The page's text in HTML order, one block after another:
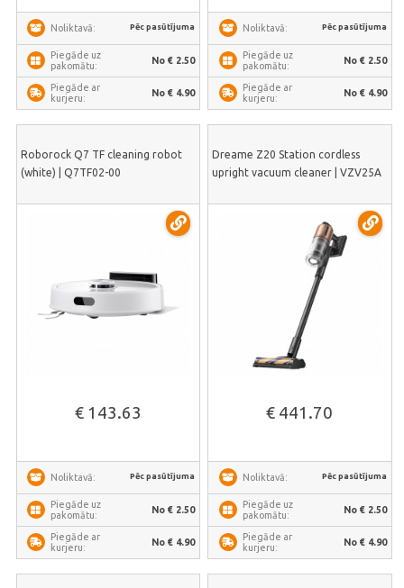
Noliktavā: Pēc pasūtījuma
Piegāde uz
pakomātu:
No € 2.50
Piegāde ar
kurjeru:
No € 4.90
Noliktavā: Pēc pasūtījuma
Piegāde uz
pakomātu:
No € 2.50
Piegāde ar
kurjeru:
No € 4.90
Roborock Q7 TF cleaning robot
(white) | Q7TF02-00
€ 143.63
Noliktavā: Pēc pasūtījuma
Piegāde uz
pakomātu:
No € 2.50
Piegāde ar
kurjeru:
No € 4.90
Dreame Z20 Station cordless
upright vacuum cleaner | VZV25A
€ 441.70
Noliktavā: Pēc pasūtījuma
Piegāde uz
pakomātu:
No € 2.50
Piegāde ar
kurjeru:
No € 4.90